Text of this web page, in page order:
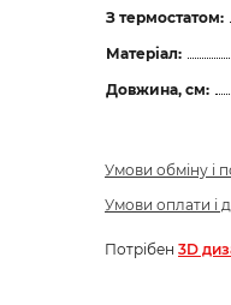
З термостатом:
Матеріал:
Довжина, см:
Умови обміну і
Умови оплати і
Потрібен 3D